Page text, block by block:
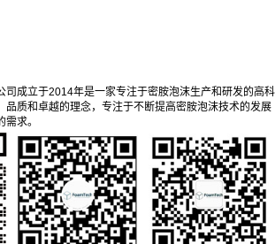
司成立于2014年是一家专注于密胺泡沫生产和研发的高科
品质和卓越的理念，专注于不断提高密胺泡沫技术的发展
求。